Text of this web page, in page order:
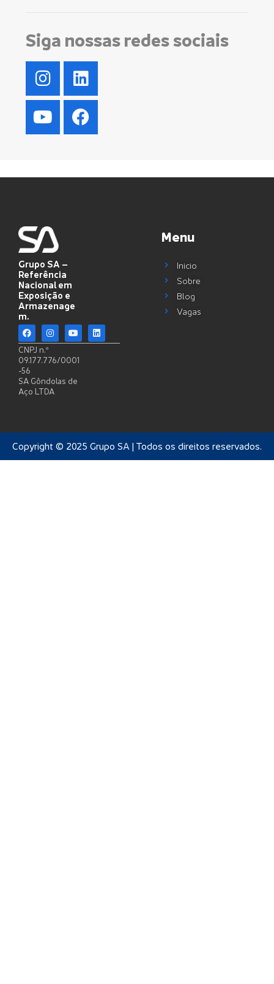
Siga nossas redes sociais
Grupo SA –
Referência
Nacional em
Exposição e
Armazenage
m.
CNPJ n.º
09.177.776/0001
-56
SA Gôndolas de
Aço LTDA
Menu
Inicio
Sobre
Blog
Vagas
Copyright © 2025 Grupo SA | Todos os direitos reservados.